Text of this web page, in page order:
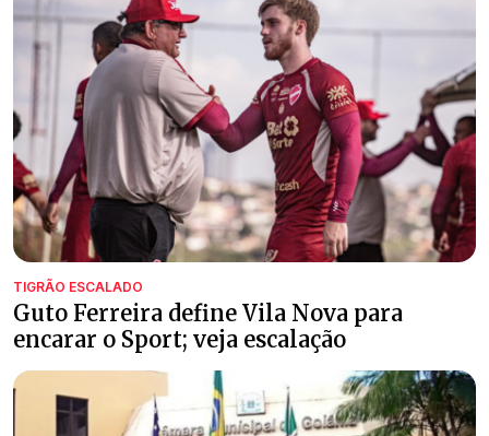
TIGRÃO ESCALADO
Guto Ferreira define Vila Nova para
encarar o Sport; veja escalação